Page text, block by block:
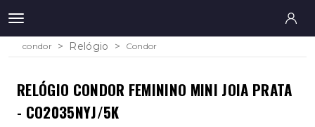
condor Relógio Condor
RELÓGIO CONDOR FEMININO MINI JOIA PRATA
- CO2035NYJ/5K